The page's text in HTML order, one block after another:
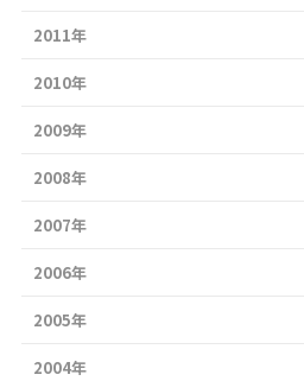
2011年
2010年
2009年
2008年
2007年
2006年
2005年
2004年